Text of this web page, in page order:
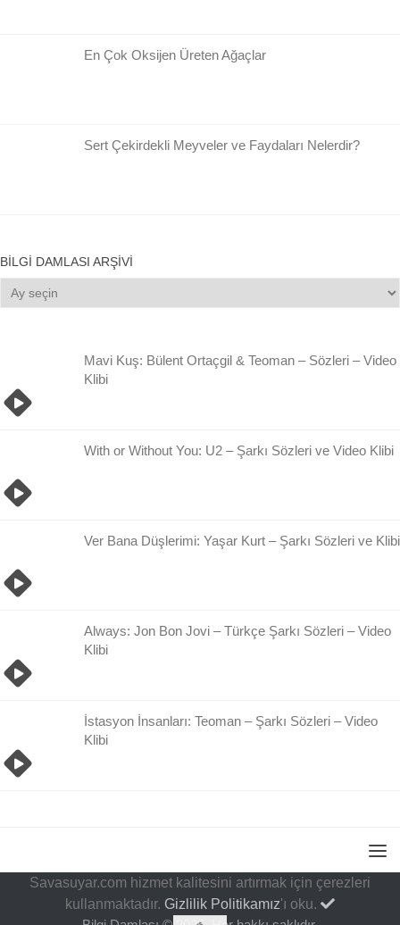
En Çok Oksijen Üreten Ağaçlar
Sert Çekirdekli Meyveler ve Faydaları Nelerdir?
BILGI DAMLASI ARŞIVI
Bilgi
Damlası
Mavi Kuş: Bülent Ortaçgil & Teoman – Sözleri – Video
Klibi
With or Without You: U2 – Şarkı Sözleri ve Video Klibi
Ver Bana Düşlerimi: Yaşar Kurt – Şarkı Sözleri ve Klibi
Always: Jon Bon Jovi – Türkçe Şarkı Sözleri – Video
Klibi
İstasyon İnsanları: Teoman – Şarkı Sözleri – Video
Klibi
Savasuyar.com hizmet kalitesini artırmak için çerezleri
kullanmaktadır. Gizlilik Politikamız'ı oku.